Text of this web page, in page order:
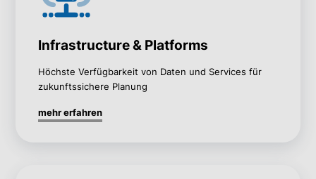
Infrastructure & Platforms
Höchste Verfügbarkeit von Daten und Services für
zukunftssichere Planung
mehr erfahren